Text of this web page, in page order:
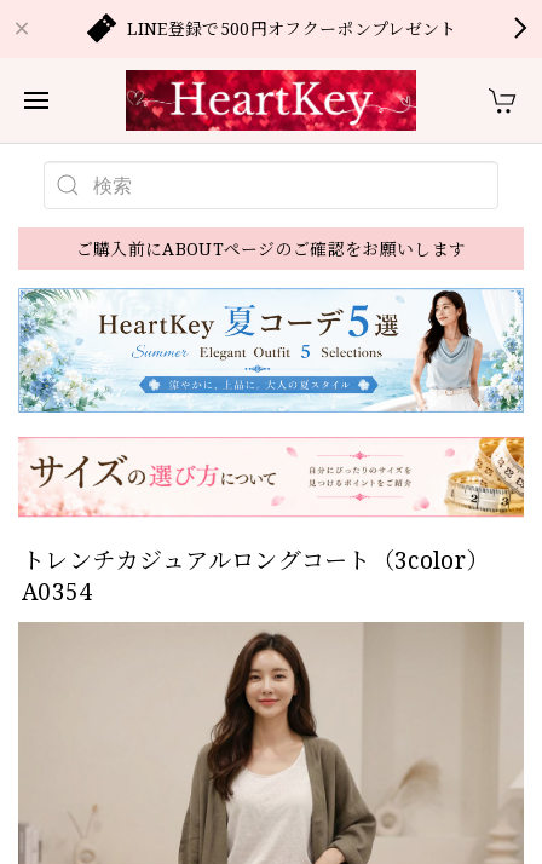
LINE登録で500円オフクーポンプレゼント
ご購入前にABOUTページのご確認をお願いします
トレンチカジュアルロングコート（3color）
A0354